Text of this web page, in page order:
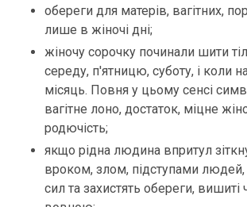
обереги для матерів, вагітних,
лише в жіночі дні;
жіночу сорочку починали шити
середу, п'ятницю, суботу, і коли
місяць. Повня у цьому сенсі
вагітне лоно, достаток, міцне
родючість;
якщо рідна людина впритул
вроком, злом, підступами людей,
сил та захистять обереги,